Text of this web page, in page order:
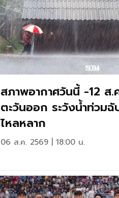
สภาพอากาศวันนี้ -12 ส.
ตะวันออก ระวังน้ำท่วม
ไหลหลาก
06 ส.ค. 2569 | 18:00 น.